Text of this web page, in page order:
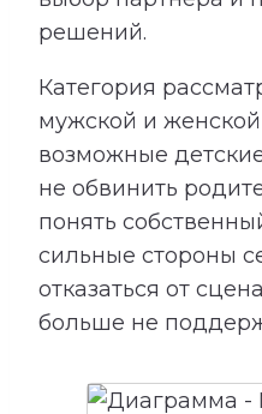
решений.
Категория
мужской и
возможные
не обвинить
понять
сильные стороны
отказаться от
больше не